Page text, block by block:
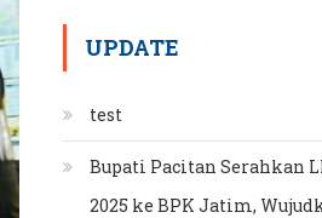
UPDATE
test
Bupati Pacitan Serahkan
2025 ke BPK Jatim,